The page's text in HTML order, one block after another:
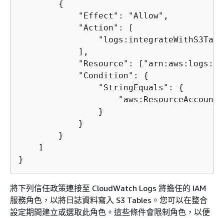
{
            "Effect": "Allow",
            "Action": [
            ],
            "Resource": ["arn:aws:logs:
            "Condition":
{
                "StringEquals":
{
                }
            }
        }
    ]
}
將下列信任政策連接至 CloudWatch Logs 將擔任的 IAM
服務角色，以將日誌資料寫入 S3 Tables。您可以在整合
設定期間建立或選取此角色。這些條件會限制角色，以便